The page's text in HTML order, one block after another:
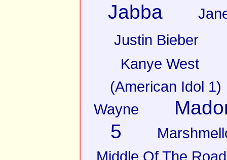
Jabba
Justin Bieber
Kanye West
(American Idol 1)
Wayne
5
Middle Of The Road